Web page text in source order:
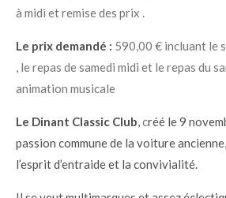
à midi et remise des prix .
Le prix demandé : 590,00 € incluant le
, le repas de samedi midi et le repas du
animation musicale
Le Dinant Classic Club,créé le 9
passion commune de la voiture
l’esprit d’entraide et la convivialité.